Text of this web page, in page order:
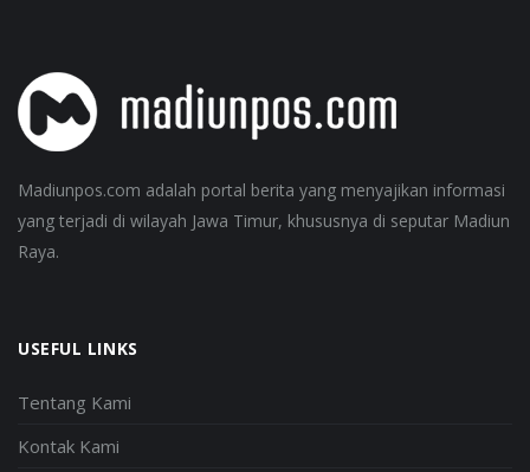
Madiunpos.com adalah portal berita yang menyajikan informasi
yang terjadi di wilayah Jawa Timur, khususnya di seputar Madiun
Raya.
USEFUL LINKS
Tentang Kami
Kontak Kami